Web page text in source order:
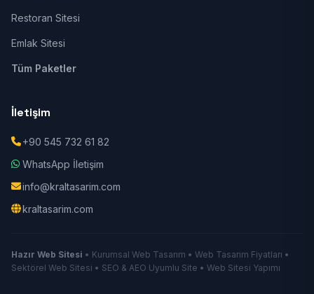
Restoran Sitesi
Emlak Sitesi
Tüm Paketler
İletişim
+90 545 732 61 82
WhatsApp İletişim
info@kraltasarim.com
kraltasarim.com
Hazır Web Sitesi • Kurumsal Web Tasarım • Web Tasarım Fiyatları •
Sektörel Web Sitesi • SEO & AEO Uyumlu Site • Web Sitesi Yapımı